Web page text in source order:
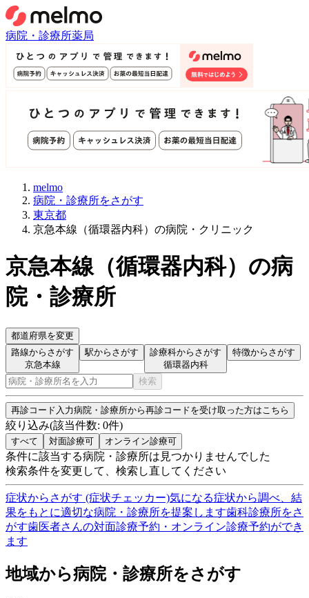
病院・診療所薬局
melmo
病院・診療所をさがす
東京都
京急本線（循環器内科）の病院・クリニック
京急本線（循環器内科） の病
院・診療所
都道府県を変更
路線からさがす
京急本線
駅からさがす
診療科からさがす
循環器内科
特徴からさがす
検索
再診コード入力病院・診療所から再診コードを受け取った方はこちら
絞り込み(該当件数: 0件)
すべて 対面診療可 オンライン診療可
条件に該当する病院・診療所は見つかりませんでした
検索条件を変更して、検索し直してください
症状からさがす (症状チェッカー)気になる症状から調べ、結
果をもとに適切な病院・診療所を提案します歯科診療所をさ
がす歯医者さんの対面診療予約・オンライン診療予約ができ
ます
地域から病院・診療所をさがす